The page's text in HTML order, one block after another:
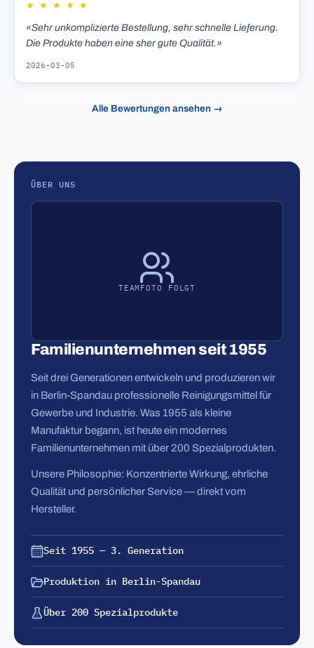
★ ★ ★ ★ ★
«Sehr unkomplizierte Bestellung, sehr schnelle Lieferung.
Die Produkte haben eine sher gute Qualität.»
2026-03-05
Alle Bewertungen ansehen →
ÜBER UNS
TEAMFOTO FOLGT
Familienunternehmen seit 1955
Seit drei Generationen entwickeln und produzieren wir
in Berlin-Spandau professionelle Reinigungsmittel für
Gewerbe und Industrie. Was 1955 als kleine
Manufaktur begann, ist heute ein modernes
Familienunternehmen mit über 200 Spezialprodukten.
Unsere Philosophie: Konzentrierte Wirkung, ehrliche
Qualität und persönlicher Service — direkt vom
Hersteller.
Seit 1955 — 3. Generation
Produktion in Berlin-Spandau
Über 200 Spezialprodukte